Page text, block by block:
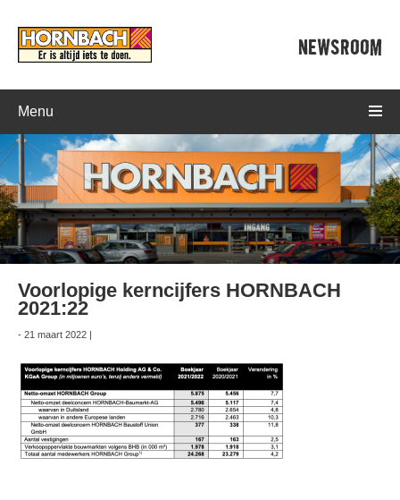
NEWSROOM
Menu
Voorlopige kerncijfers HORNBACH
2021:22
- 21 maart 2022 |